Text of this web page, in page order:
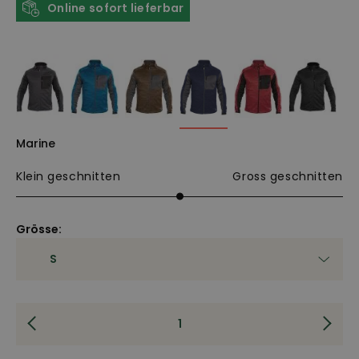
Online sofort lieferbar
Marine
Klein geschnitten Gross geschnitten
Grösse: